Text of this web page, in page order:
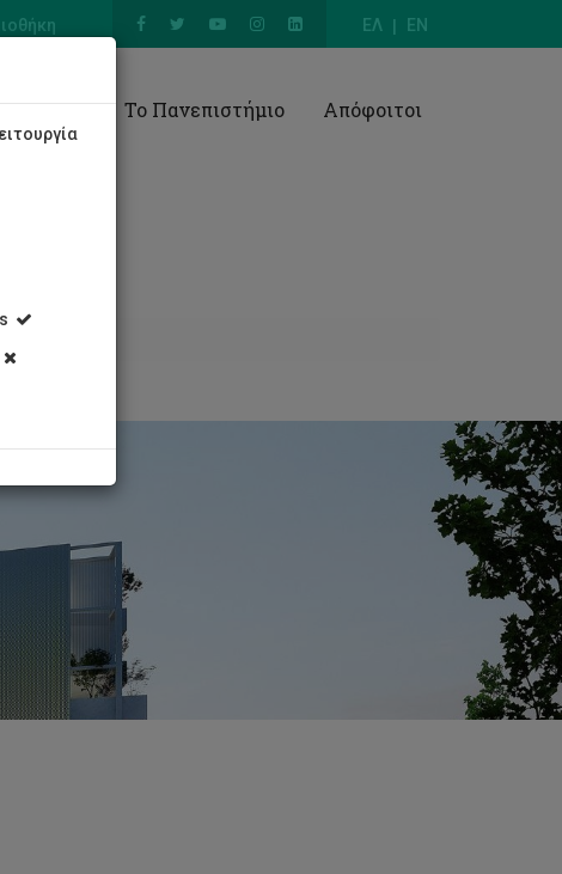
ΕΛ EN
Έρευνα Το Πανεπιστήμιο Απόφοιτοι